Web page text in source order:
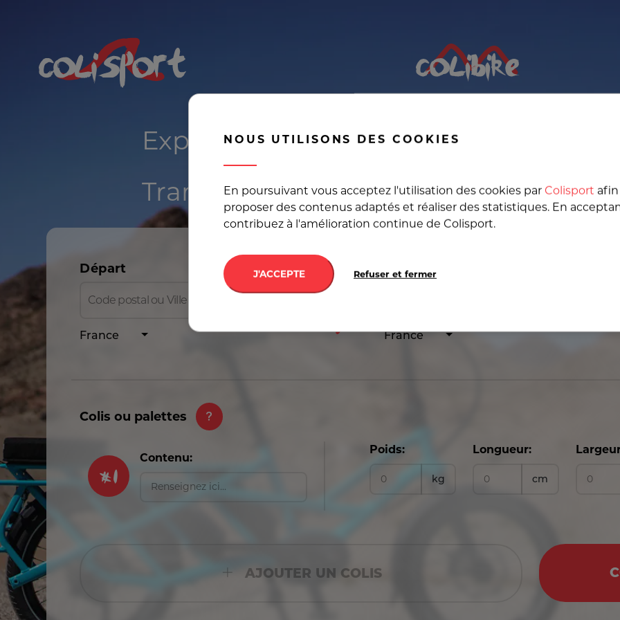
NOUS UTILISONS DES COOKIES
En poursuivant vous acceptez l'utilisation des cookies par Colisport
proposer des contenus adaptés et réaliser des statistiques. En
contribuez à l'amélioration continue de Colisport.
J'ACCEPTE Refuser et fermer
Expédier un vélo cargo, Livraison de
Transport en France et en Europe
Départ
France
Destination
France
Colis ou palettes
#1 Contenu:
Poids:
kg
Longueur:
cm
AJOUTER UN COLIS